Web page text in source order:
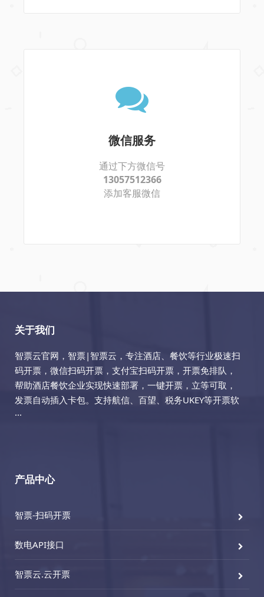
微信服务
通过下方微信号
13057512366
添加客服微信
关于我们
智票云官网，智票|智票云，专注酒店、餐饮等行业极速扫
码开票，微信扫码开票，支付宝扫码开票，开票免排队，
帮助酒店餐饮企业实现快速部署，一键开票，立等可取，
发票自动插入卡包。支持航信、百望、税务UKEY等开票软
···
产品中心
智票-扫码开票
数电API接口
智票云.云开票